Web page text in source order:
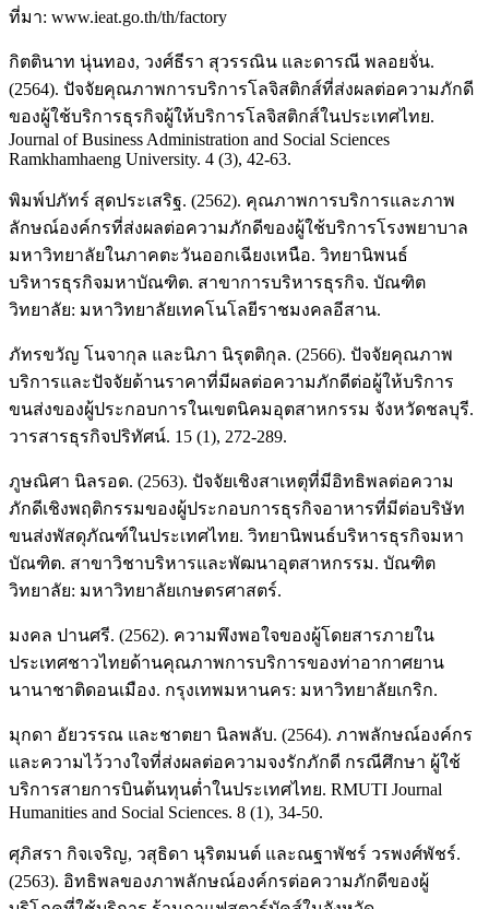
ที่มา: www.ieat.go.th/th/factory
กิตตินาท นุ่นทอง, วงศ์ธีรา สุวรรณิน และดารณี พลอยจั่น.
(2564). ปัจจัยคุณภาพการบริการโลจิสติกส์ที่ส่งผลต่อความภักดี
ของผู้ใช้บริการธุรกิจผู้ให้บริการโลจิสติกส์ในประเทศไทย.
Journal of Business Administration and Social Sciences
Ramkhamhaeng University. 4 (3), 42-63.
พิมพ์ปภัทร์ สุดประเสริฐ. (2562). คุณภาพการบริการและภาพ
ลักษณ์องค์กรที่ส่งผลต่อความภักดีของผู้ใช้บริการโรงพยาบาล
มหาวิทยาลัยในภาคตะวันออกเฉียงเหนือ. วิทยานิพนธ์
บริหารธุรกิจมหาบัณฑิต. สาขาการบริหารธุรกิจ. บัณฑิต
วิทยาลัย: มหาวิทยาลัยเทคโนโลยีราชมงคลอีสาน.
ภัทรขวัญ โนจากุล และนิภา นิรุตติกุล. (2566). ปัจจัยคุณภาพ
บริการและปัจจัยด้านราคาที่มีผลต่อความภักดีต่อผู้ให้บริการ
ขนส่งของผู้ประกอบการในเขตนิคมอุตสาหกรรม จังหวัดชลบุรี.
วารสารธุรกิจปริทัศน์. 15 (1), 272-289.
ภูษณิศา นิลรอด. (2563). ปัจจัยเชิงสาเหตุที่มีอิทธิพลต่อความ
ภักดีเชิงพฤติกรรมของผู้ประกอบการธุรกิจอาหารที่มีต่อบริษัท
ขนส่งพัสดุภัณฑ์ในประเทศไทย. วิทยานิพนธ์บริหารธุรกิจมหา
บัณฑิต. สาขาวิชาบริหารและพัฒนาอุตสาหกรรม. บัณฑิต
วิทยาลัย: มหาวิทยาลัยเกษตรศาสตร์.
มงคล ปานศรี. (2562). ความพึงพอใจของผู้โดยสารภายใน
ประเทศชาวไทยด้านคุณภาพการบริการของท่าอากาศยาน
นานาชาติดอนเมือง. กรุงเทพมหานคร: มหาวิทยาลัยเกริก.
มุกดา อัยวรรณ และชาตยา นิลพลับ. (2564). ภาพลักษณ์องค์กร
และความไว้วางใจที่ส่งผลต่อความจงรักภักดี กรณีศึกษา ผู้ใช้
บริการสายการบินต้นทุนตํ่าในประเทศไทย. RMUTI Journal
Humanities and Social Sciences. 8 (1), 34-50.
ศุภิสรา กิจเจริญ, วสุธิดา นุริตมนต์ และณฐาพัชร์ วรพงศ์พัชร์.
(2563). อิทธิพลของภาพลักษณ์องค์กรต่อความภักดีของผู้